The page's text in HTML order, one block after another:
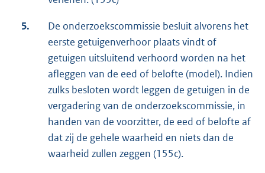
5.
De onderzoekscommissie besluit alvorens het
eerste getuigenverhoor plaats vindt of
getuigen uitsluitend verhoord worden na het
afleggen van de eed of belofte (model). Indien
zulks besloten wordt leggen de getuigen in de
vergadering van de onderzoekscommissie, in
handen van de voorzitter, de eed of belofte af
dat zij de gehele waarheid en niets dan de
waarheid zullen zeggen (155c).